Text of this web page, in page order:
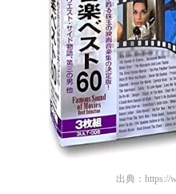
出典： https://